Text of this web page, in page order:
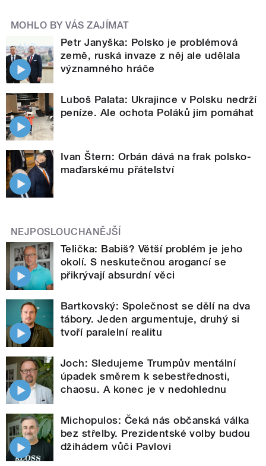
MOHLO BY VÁS ZAJÍMAT
Petr Janyška: Polsko je problémová
země, ruská invaze z něj ale udělala
významného hráče
Luboš Palata: Ukrajince v Polsku nedrží
peníze. Ale ochota Poláků jim pomáhat
Ivan Štern: Orbán dává na frak polsko-
maďarskému přátelství
NEJPOSLOUCHANĚJŠÍ
Telička: Babiš? Větší problém je jeho
okolí. S neskutečnou arogancí se
přikrývají absurdní věci
Bartkovský: Společnost se dělí na dva
tábory. Jeden argumentuje, druhý si
tvoří paralelní realitu
Joch: Sledujeme Trumpův mentální
úpadek směrem k sebestřednosti,
chaosu. A konec je v nedohlednu
Michopulos: Čeká nás občanská válka
bez střelby. Prezidentské volby budou
džihádem vůči Pavlovi